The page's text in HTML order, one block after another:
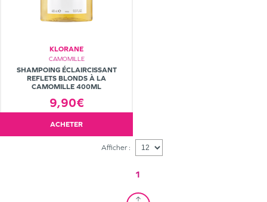
KLORANE
CAMOMILLE
SHAMPOING ÉCLAIRCISSANT
REFLETS BLONDS À LA
CAMOMILLE 400ML
9,90€
ACHETER
Afficher :
1